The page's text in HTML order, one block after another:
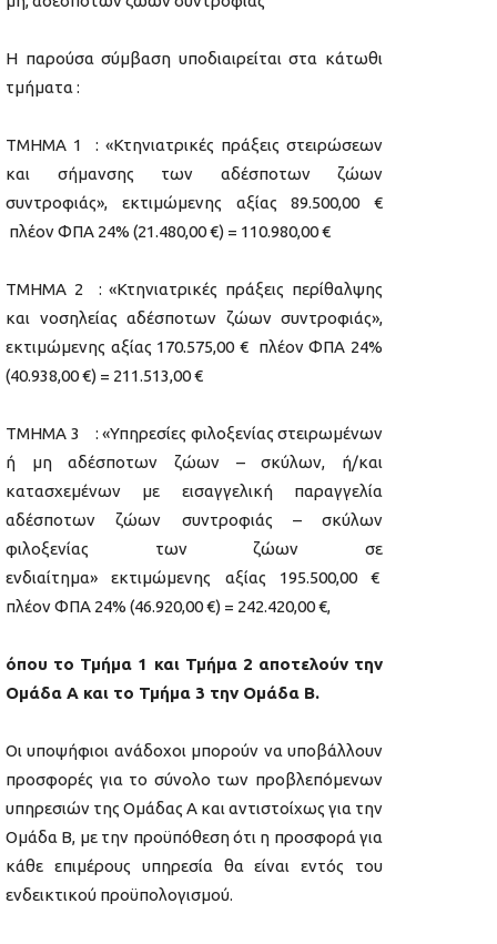
Η παρούσα σύμβαση υποδιαιρείται στα κάτωθι
τμήματα :
ΤΜΗΜΑ 1 : «Κτηνιατρικές πράξεις στειρώσεων
και σήμανσης των αδέσποτων ζώων
συντροφιάς», εκτιμώμενης αξίας 89.500,00 €
πλέον ΦΠΑ 24% (21.480,00 €) = 110.980,00 €
ΤΜΗΜΑ 2 : «Κτηνιατρικές πράξεις περίθαλψης
και νοσηλείας αδέσποτων ζώων συντροφιάς»,
εκτιμώμενης αξίας 170.575,00 € πλέον ΦΠΑ 24%
(40.938,00 €) = 211.513,00 €
ΤΜΗΜΑ 3 : «Υπηρεσίες φιλοξενίας στειρωμένων
ή μη αδέσποτων ζώων – σκύλων, ή/και
κατασχεμένων με εισαγγελική παραγγελία
αδέσποτων ζώων συντροφιάς – σκύλων
φιλοξενίας των ζώων σε
ενδιαίτημα» εκτιμώμενης αξίας 195.500,00 €
πλέον ΦΠΑ 24% (46.920,00 €) = 242.420,00 €,
όπου το Τμήμα 1 και Τμήμα 2 αποτελούν την
Ομάδα Α και το Τμήμα 3 την Ομάδα Β.
Οι υποψήφιοι ανάδοχοι μπορούν να υποβάλλουν
προσφορές για το σύνολο των προβλεπόμενων
υπηρεσιών της Ομάδας Α και αντιστοίχως για την
Ομάδα Β, με την προϋπόθεση ότι η προσφορά για
κάθε επιμέρους υπηρεσία θα είναι εντός του
ενδεικτικού προϋπολογισμού.